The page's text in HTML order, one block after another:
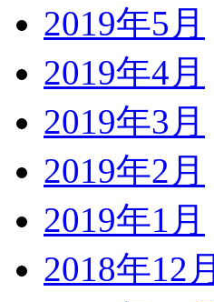
2019年5月
2019年4月
2019年3月
2019年2月
2019年1月
2018年12月